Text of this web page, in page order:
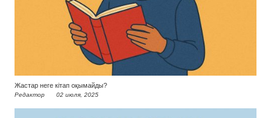
Жастар неге кітап оқымайды?
Редактор 02 июля, 2025